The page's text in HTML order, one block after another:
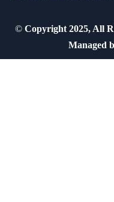
© Copyright 2025, All
Managed